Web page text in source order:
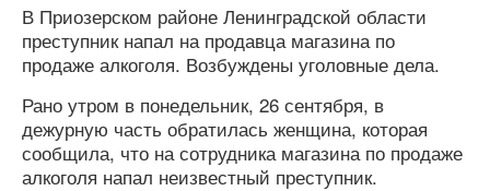
В Приозерском районе Ленинградской области
преступник напал на продавца магазина по
продаже алкоголя. Возбуждены уголовные дела.
Рано утром в понедельник, 26 сентября, в
дежурную часть обратилась женщина, которая
сообщила, что на сотрудника магазина по продаже
алкоголя напал неизвестный преступник.